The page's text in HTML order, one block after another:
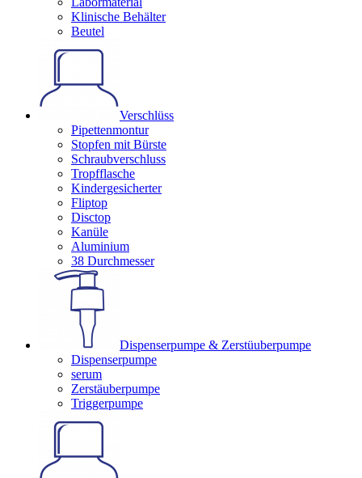
Klinische Behälter
Beutel
Verschlüss
Pipettenmontur
Stopfen mit Bürste
Schraubverschluss
Tropfflasche
Kindergesicherter
Fliptop
Disctop
Kanüle
Aluminium
38 Durchmesser
Dispenserpumpe & Zerstüuberpumpe
Dispenserpumpe
serum
Zerstäuberpumpe
Triggerpumpe